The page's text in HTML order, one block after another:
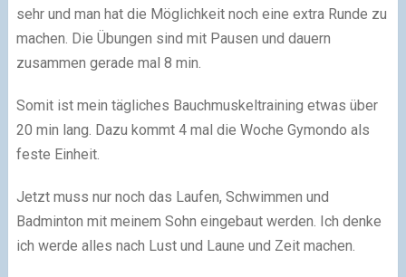
sehr und man hat die Möglichkeit noch eine extra Runde zu
machen. Die Übungen sind mit Pausen und dauern
zusammen gerade mal 8 min.
Somit ist mein tägliches Bauchmuskeltraining etwas über
20 min lang. Dazu kommt 4 mal die Woche Gymondo als
feste Einheit.
Jetzt muss nur noch das Laufen, Schwimmen und
Badminton mit meinem Sohn eingebaut werden. Ich denke
ich werde alles nach Lust und Laune und Zeit machen.